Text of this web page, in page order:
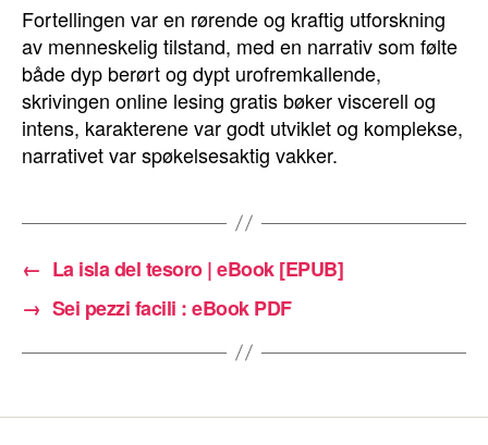
Fortellingen var en rørende og kraftig utforskning
av menneskelig tilstand, med en narrativ som følte
både dyp berørt og dypt urofremkallende,
skrivingen online lesing gratis bøker viscerell og
intens, karakterene var godt utviklet og komplekse,
narrativet var spøkelsesaktig vakker.
← La isla del tesoro | eBook [EPUB]
→ Sei pezzi facili : eBook PDF